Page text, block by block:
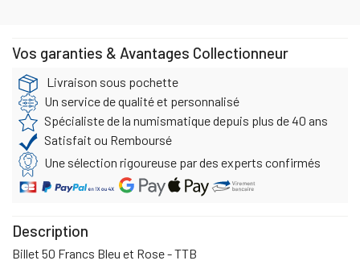
Vos garanties & Avantages Collectionneur
Livraison sous pochette
Un service de qualité et personnalisé
Spécialiste de la numismatique depuis plus de 40 ans
Satisfait ou Remboursé
Une sélection rigoureuse par des experts confirmés
Description
Billet 50 Francs Bleu et Rose - TTB